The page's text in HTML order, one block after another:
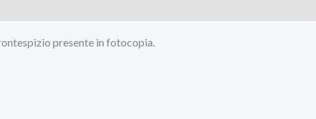
presente in fotocopia.